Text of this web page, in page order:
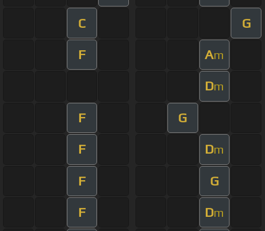
C G
F Am
Dm
F G
F Dm
F G
F Dm